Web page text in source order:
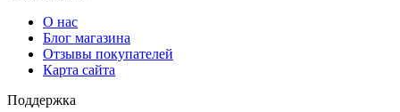
О нас
Блог магазина
Отзывы покупателей
Карта сайта
Поддержка